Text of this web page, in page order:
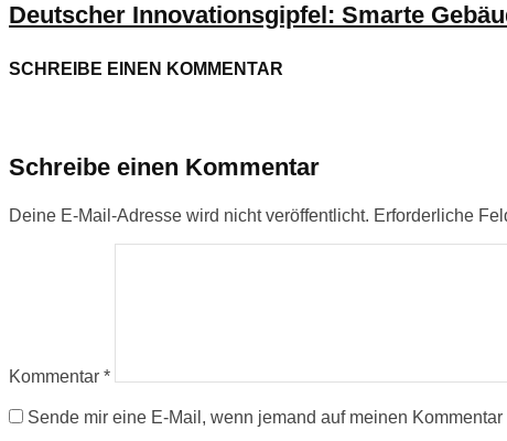
Deutscher Innovationsgipfel: Smarte
SCHREIBE EINEN KOMMENTAR
Schreibe einen Kommentar
Deine E-Mail-Adresse wird nicht veröffentlicht. Erforderliche
Kommentar *
Sende mir eine E-Mail, wenn jemand auf meinen Kommentar